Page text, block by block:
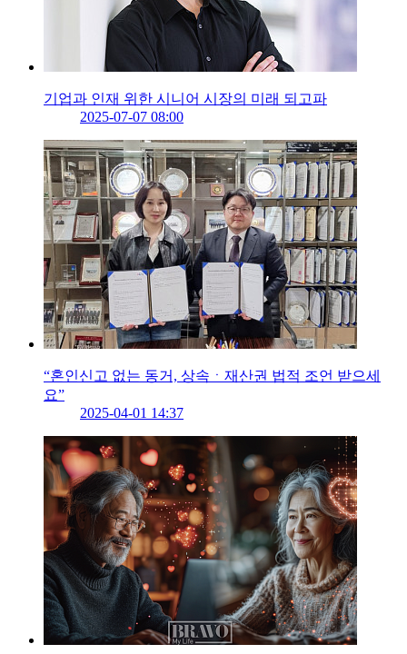
기업과 인재 위한 시니어 시장의 미래 되고파
2025-07-07 08:00
“혼인신고 없는 동거, 상속ㆍ재산권 법적 조언 받으세
요”
2025-04-01 14:37